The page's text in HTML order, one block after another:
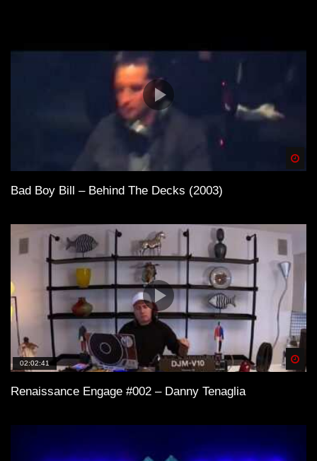
Bad Boy Bill – Behind The Decks (2003)
02:02:41
Renaissance Engage #002 – Danny Tenaglia